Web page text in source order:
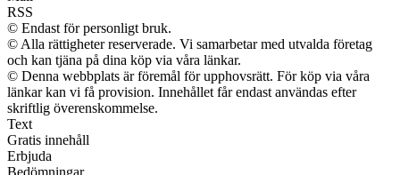
RSS
© Endast för personligt bruk.
© Alla rättigheter reserverade. Vi samarbetar med utvalda företag
och kan tjäna på dina köp via våra länkar.
© Denna webbplats är föremål för upphovsrätt. För köp via våra
länkar kan vi få provision. Innehållet får endast användas efter
skriftlig överenskommelse.
Text
Gratis innehåll
Erbjuda